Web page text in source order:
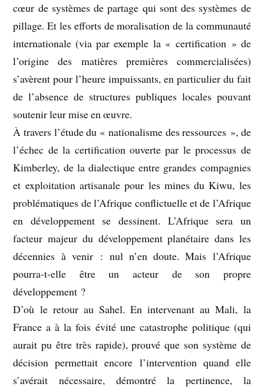
cœur de systèmes de partage qui sont des systèmes de
pillage. Et les efforts de moralisation de la communauté
internationale (via par exemple la « certification » de
l’origine des matières premières commercialisées)
s’avèrent pour l’heure impuissants, en particulier du fait
de l’absence de structures publiques locales pouvant
soutenir leur mise en œuvre.
À travers l’étude du « nationalisme des ressources », de
l’échec de la certification ouverte par le processus de
Kimberley, de la dialectique entre grandes compagnies
et exploitation artisanale pour les mines du Kiwu, les
problématiques de l’Afrique conflictuelle et de l’Afrique
en développement se dessinent. L’Afrique sera un
facteur majeur du développement planétaire dans les
décennies à venir : nul n’en doute. Mais l’Afrique
pourra-t-elle être un acteur de son propre
développement ?
D’où le retour au Sahel. En intervenant au Mali, la
France a à la fois évité une catastrophe politique (qui
aurait pu être très rapide), prouvé que son système de
décision permettait encore l’intervention quand elle
s’avérait nécessaire, démontré la pertinence, la